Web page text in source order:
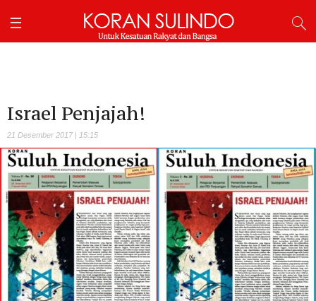
Israel Penjajah!
21 Desember 2017 | 15:15